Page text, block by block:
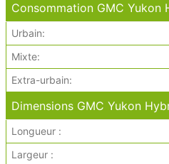
Consommation GMC Yukon
Urbain:
Mixte:
Extra-urbain:
Dimensions GMC Yukon
Longueur :
Largeur :